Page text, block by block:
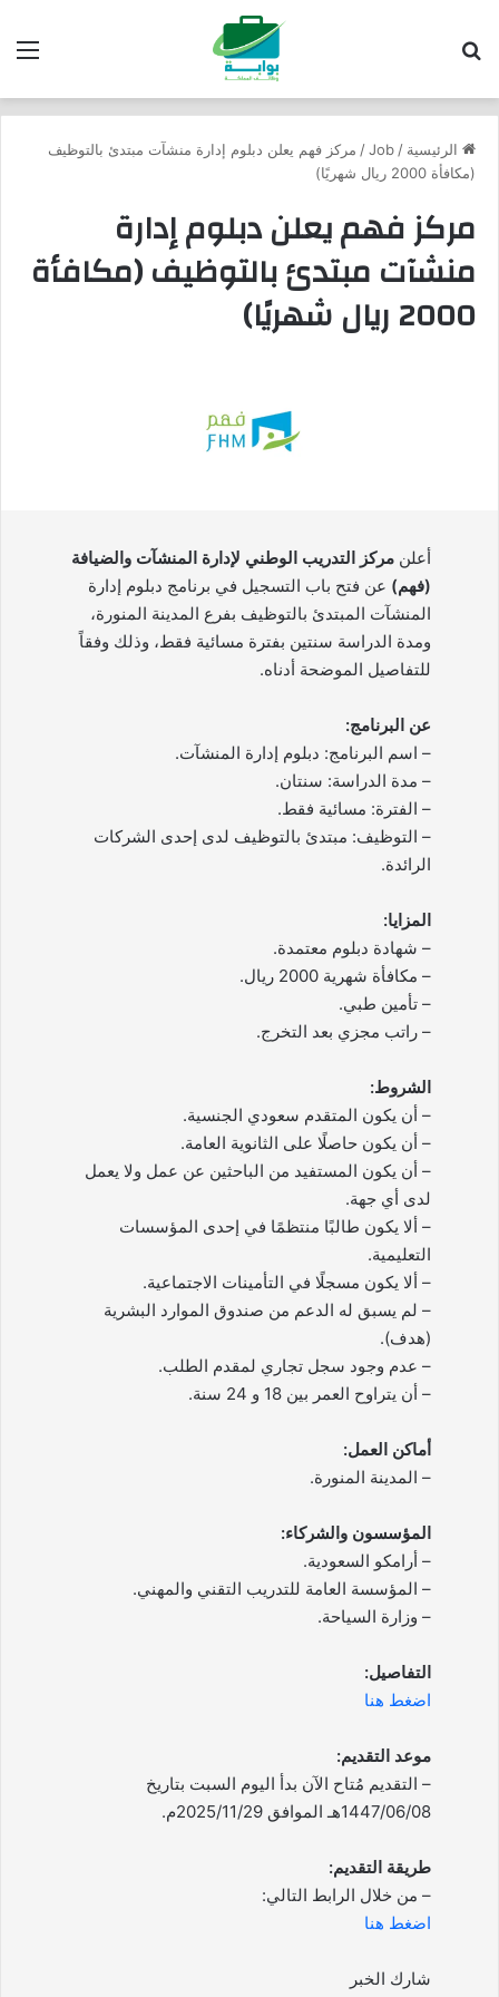
الرئيسية /
Job
/ مركز فهم يعلن دبلوم إدارة منشآت مبتدئ بالتوظيف
(مكافأة 2000 ريال شهريًا)
مركز فهم يعلن دبلوم إدارة
منشآت مبتدئ بالتوظيف (مكافأة
2000 ريال شهريًا)
أعلن مركز التدريب الوطني لإدارة المنشآت والضيافة
(فهم) عن فتح باب التسجيل في برنامج دبلوم إدارة
المنشآت المبتدئ بالتوظيف بفرع المدينة المنورة،
ومدة الدراسة سنتين بفترة مسائية فقط، وذلك وفقاً
للتفاصيل الموضحة أدناه.
عن البرنامج:
– اسم البرنامج: دبلوم إدارة المنشآت.
– مدة الدراسة: سنتان.
– الفترة: مسائية فقط.
– التوظيف: مبتدئ بالتوظيف لدى إحدى الشركات
الرائدة.
المزايا:
– شهادة دبلوم معتمدة.
– مكافأة شهرية 2000 ريال.
– تأمين طبي.
– راتب مجزي بعد التخرج.
الشروط:
– أن يكون المتقدم سعودي الجنسية.
– أن يكون حاصلًا على الثانوية العامة.
– أن يكون المستفيد من الباحثين عن عمل ولا يعمل
لدى أي جهة.
– ألا يكون طالبًا منتظمًا في إحدى المؤسسات
التعليمية.
– ألا يكون مسجلًا في التأمينات الاجتماعية.
– لم يسبق له الدعم من صندوق الموارد البشرية
(هدف).
– عدم وجود سجل تجاري لمقدم الطلب.
– أن يتراوح العمر بين 18 و 24 سنة.
أماكن العمل:
– المدينة المنورة.
المؤسسون والشركاء:
– أرامكو السعودية.
– المؤسسة العامة للتدريب التقني والمهني.
– وزارة السياحة.
التفاصيل:
اضغط هنا
موعد التقديم:
– التقديم مُتاح الآن بدأ اليوم السبت بتاريخ
1447/06/08هـ الموافق 2025/11/29م.
طريقة التقديم:
– من خلال الرابط التالي:
اضغط هنا
شارك الخبر